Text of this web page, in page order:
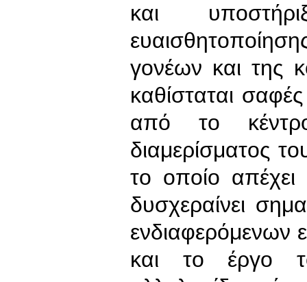
και
γονέων και της
καθίσταται
από το
διαμερίσματος
το οποίο
δυσχεραίνει
ενδιαφερόμενων
και το έργο